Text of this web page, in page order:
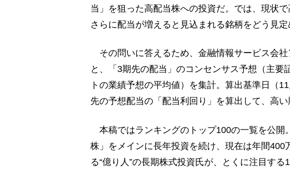
当」を狙った高配当株への投資だ。では、現状
さらに配当が増えると見込まれる銘柄をどう見定
その問いに答えるため、金融情報サービス会
と、「3期先の配当」のコンセンサス予想（主要
トの業績予想の平均値）を集計。算出基準日（
先の予想配当の「配当利回り」を算出して、高い
本稿ではランキングのトップ100の一覧を公開
株」をメインに長年投資を続け、現在は年間400
る“億り人”の長期株式投資氏が、とくに注目する